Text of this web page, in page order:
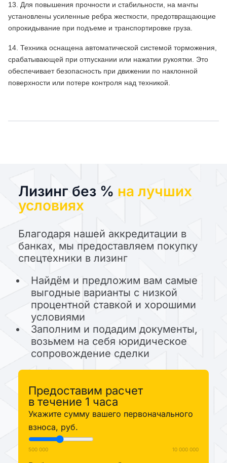
13. Для повышения прочности и стабильности, на мачты
установлены усиленные ребра жесткости, предотвращающие
опрокидывание при подъеме и транспортировке груза.
14. Техника оснащена автоматической системой торможения,
срабатывающей при отпускании или нажатии рукоятки. Это
обеспечивает безопасность при движении по наклонной
поверхности или потере контроля над техникой.
Лизинг без % на лучших
условиях
Благодаря нашей аккредитации в
банках, мы предоставляем покупку
спецтехники в лизинг
Найдём и предложим вам самые
выгодные варианты с низкой
процентной ставкой и хорошими
условиями
Заполним и подадим документы,
возьмем на себя юридическое
сопровождение сделки
Предоставим расчет
в течение 1 часа
Укажите сумму вашего первоначального
взноса, руб.
500 000 10 000 000